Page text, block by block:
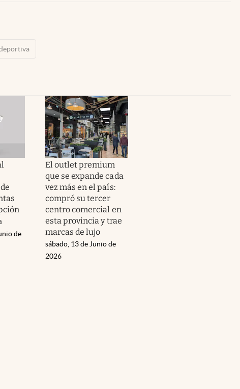
de
El outlet premium
que se expande cada
vez más en el país:
compró su tercer
centro comercial en
esta provincia y trae
marcas de lujo
sábado, 13 de Junio de
2026